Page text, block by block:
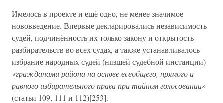
Имелось в проекте и ещё одно, не менее значимое
нововведение. Впервые декларировались независимость
судей, подчинённость их только закону и открытость
разбирательств во всех судах, а также устанавливалось
избрание народных судей (низшей судебной инстанции)
«гражданами района на основе всеобщего, прямого и
равного избирательного права при тайном голосовании»
(статьи 109, 111 и 112)[253].